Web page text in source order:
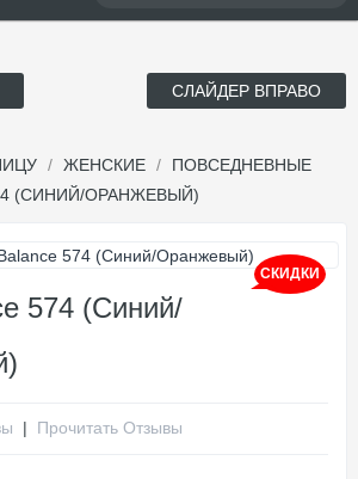
СЛАЙДЕР ВПРАВО
ЖЕНСКИЕ
ПОВСЕДНЕВНЫЕ
(СИНИЙ/ОРАНЖЕВЫЙ)
СКИДКИ
574 (Синий/
| Прочитать Отзывы